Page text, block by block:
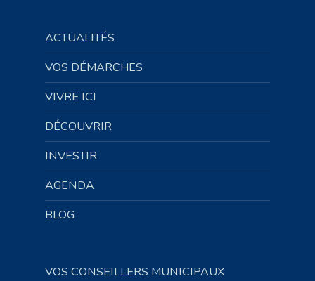
ACTUALITÉS
VOS DÉMARCHES
VIVRE ICI
DÉCOUVRIR
INVESTIR
AGENDA
BLOG
VOS CONSEILLERS MUNICIPAUX